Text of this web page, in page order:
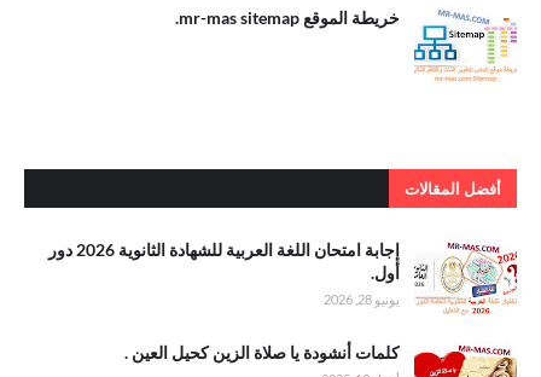
.خريطة الموقع
mr-mas
sitemap
خريطة الموقع mr-mas sitemap.
أفضل المقالات
. إجابة امتحان
اللغة العربية
للشهادة
الثانوية 2026
دور أول
إجابة امتحان اللغة العربية للشهادة الثانوية 2026 دور
أول.
يونيو 28, 2026
.كلمات أنشودة
كلمات أنشودة يا صلاة الزين كحيل العين .